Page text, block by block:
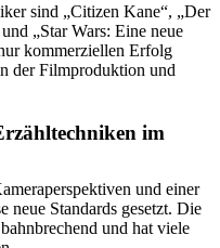
sind „Citizen Kane“, „Der
„Star Wars: Eine neue
kommerziellen Erfolg
der Filmproduktion und
im
und einer
neue Standards gesetzt. Die
und hat viele